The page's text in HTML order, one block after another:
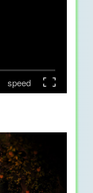
speed